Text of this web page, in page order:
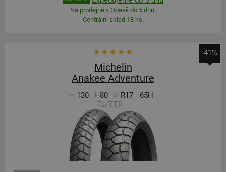
Na prodejně v Opavě do 5 dnů.
Centrální sklad 18 ks.
-41%
Michelin
Anakee Adventure
130 80 R17
65H
TL/TT,R